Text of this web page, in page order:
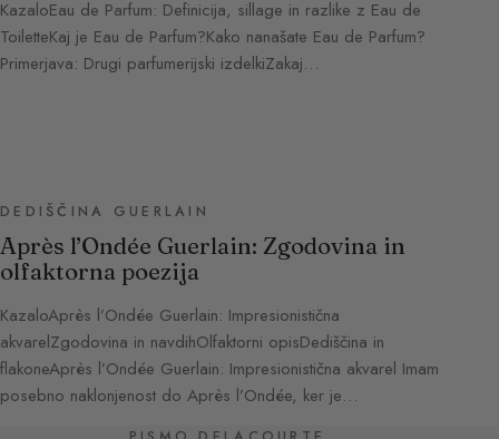
KazaloEau de Parfum: Definicija, sillage in razlike z Eau de
ToiletteKaj je Eau de Parfum?Kako nanašate Eau de Parfum?
Primerjava: Drugi parfumerijski izdelkiZakaj…
DEDIŠČINA GUERLAIN
Après l’Ondée Guerlain: Zgodovina in
olfaktorna poezija
KazaloAprès l’Ondée Guerlain: Impresionistična
akvarelZgodovina in navdihOlfaktorni opisDediščina in
flakoneAprès l’Ondée Guerlain: Impresionistična akvarel Imam
posebno naklonjenost do Après l’Ondée, ker je…